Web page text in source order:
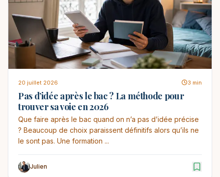
20 juillet 2026 3 min
Pas d’idée après le bac ? La méthode pour
trouver sa voie en 2026
Que faire après le bac quand on n’a pas d’idée précise
? Beaucoup de choix paraissent définitifs alors qu’ils ne
le sont pas. Une formation ...
Julien